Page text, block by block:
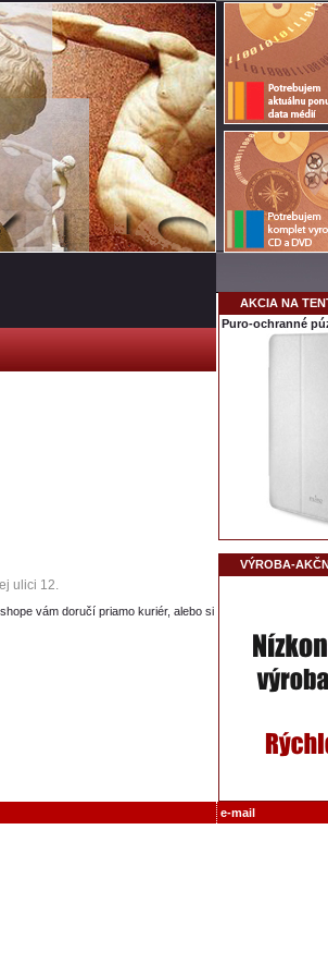
AKCIA NA
Puro-ochranné
VÝROBA-
ulici 12.
vám doručí priamo kuriér, alebo si
e-mail